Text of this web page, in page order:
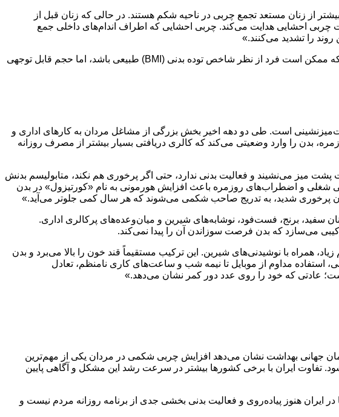
از زنان مستعد تجمع چربی در ناحیه شکم هستند. در حالی که زنان قبل از
احشایی هدایت می‌کند. چربی احشایی که اطراف اندام‌های داخلی جمع
را تشدید می‌کنند.»
رضایی می‌گوید: «بسیاری از مردان تصور می‌کنند اگر وزن کلی‌شان بالا نرفته باشد، چاقی شکمی مشکلی ندارد. در حالی که ممکن است فرد از نظر شاخص توده بدنی (BMI) طبیعی باشد، اما حجم قابل توجهی
است. طی دو دهه اخیر بخش بزرگی از مشاغل مردان به کارهای اداری و
بدن را وارد وضعیتی می‌کند که کالری دریافتی بسیار بیشتر از مصرف روزانه
می‌نشیند و فعالیت بدنی ندارد، حتی اگر پرخوری هم نکند، متابولیسم بدنش
و اضطراب‌های روزمره باعث افزایش هورمونی به نام «کورتیزول» در بدن
پرخوری شدید، به‌ تدریج صاحب شکمی می‌شوند که هر سال کمی جلوتر می‌آید.»
سفید، برنج، فست‌فود، نوشابه‌های شیرین و میان‌وعده‌های پرکالری اداری.
می‌سازد که بدن فرصت سوزاندن آن را پیدا نمی‌کند.
همراه با نوشیدنی‌های شیرین. این ترکیب مستقیماً قند خون را بالا می‌برد و بدن
استفاده مداوم از موبایل تا نیمه‌ شب و ساعت‌های کاری نامنظم، تعادل
عادتی که خود را روی عدد دور کمر نشان می‌دهد.»
جهانی بهداشت نشان می‌دهد افزایش چربی شکمی در مردان یکی از مهم‌ترین
ایران با برخی کشورها بیشتر در سرعت رشد این مشکل و آگاهی پایین
ایران هنوز پیاده‌روی و فعالیت بدنی بخشی جدی از برنامه روزانه مردم نیست و